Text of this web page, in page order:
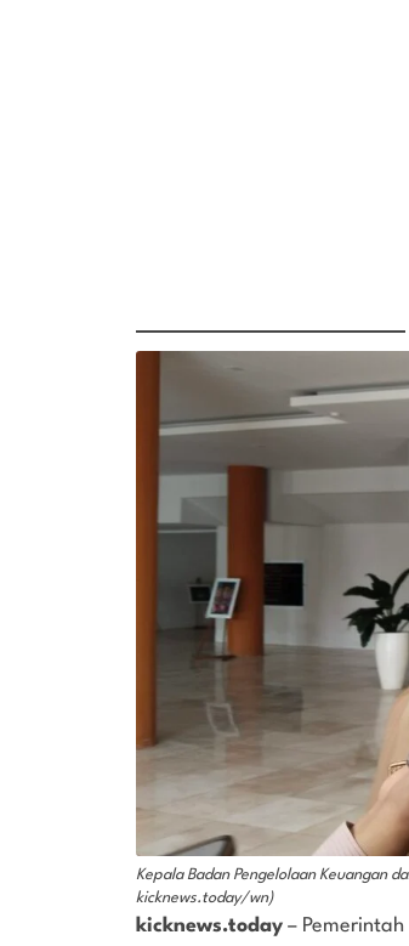
Kepala Badan Pengelolaan Keuangan
kicknews.today/wn)
kicknews.today –